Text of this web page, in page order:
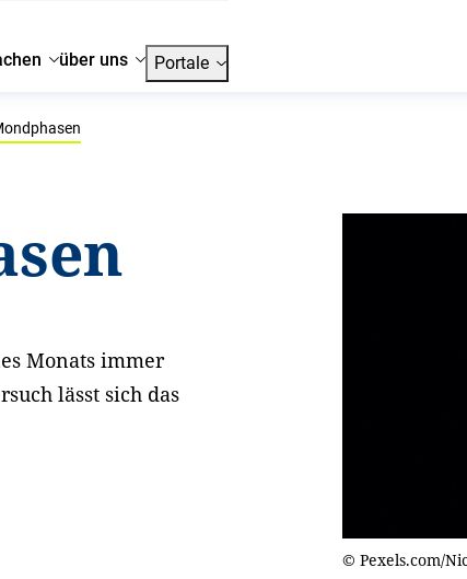
über uns Portale
Monats immer
lässt sich das
© Pexels.com/